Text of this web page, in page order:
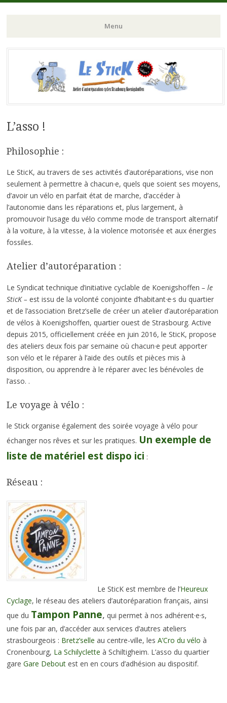
Menu
Aller
contenu
principal
L’asso !
Philosophie :
Le SticK, au travers de ses activités d’autoréparations, vise non
seulement à permettre à chacun·e, quels que soient ses moyens,
d’avoir un vélo en parfait état de marche, d’accéder à
l’autonomie dans les réparations et, plus largement, à
promouvoir l’usage du vélo comme mode de transport alternatif
à la voiture, à la vitesse, à la violence motorisée et aux énergies
fossiles.
Atelier d’autoréparation :
Le Syndicat technique d’initiative cyclable de Koenigshoffen – le
SticK –est issu de la volonté conjointe d’habitant·e·s du quartier
et de l’association Bretz’selle de créer un atelier d’autoréparation
de vélos à Koenigshoffen, quartier ouest de Strasbourg. Active
depuis 2015, officiellement créée en juin 2016, le SticK, propose
des ateliers deux fois par semaine où chacun·e peut apporter
son vélo et le réparer à l’aide des outils et pièces mis à
disposition, ou apprendre à le réparer avec les bénévoles de
l’asso. .
Le voyage à vélo :
le Stick organise également des soirée voyage à vélo pour
échanger nos rêves et sur les pratiques. Un exemple de
liste de matériel est dispo ici :
Réseau :
Le SticK est membre de l’Heureux
Cyclage, le réseau des ateliers d’autoréparation français, ainsi
que du Tampon Panne, qui permet à nos adhérent·e·s,
une fois par an, d’accéder aux services d’autres ateliers
strasbourgeois : Bretz’selle au centre-ville, les A’Cro du vélo à
Cronenbourg, La Schilyclette à Schiltigheim. L’asso du quartier
gare Gare Deboutest en en cours d’adhésion au dispositif.